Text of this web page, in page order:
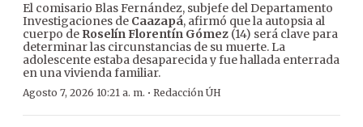
El comisario Blas Fernández, subjefe del Departamento
Investigaciones de Caazapá, afirmó que la autopsia al
cuerpo de Roselín Florentín Gómez (14) será clave para
determinar las circunstancias de su muerte. La
adolescente estaba desaparecida y fue hallada enterrada
en una vivienda familiar.
Agosto 7, 2026 10:21 a. m. · Redacción ÚH